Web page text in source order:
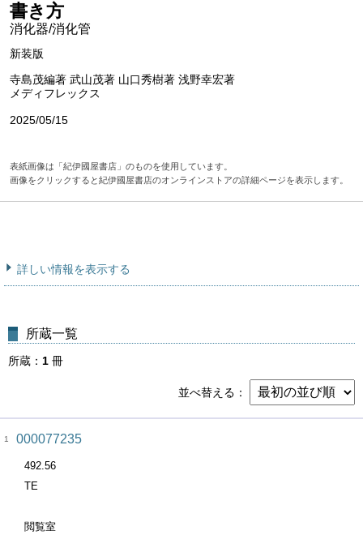
書き方
消化器/消化管
新装版
寺島茂編著 武山茂著 山口秀樹著 浅野幸宏著
メディフレックス
2025/05/15
表紙画像は「紀伊國屋書店」のものを使用しています。
画像をクリックすると紀伊國屋書店のオンラインストアの詳細ページを表示します。
詳しい情報を表示する
所蔵一覧
所蔵 1 冊
並べ替える
1 000077235
492.56
TE
閲覧室